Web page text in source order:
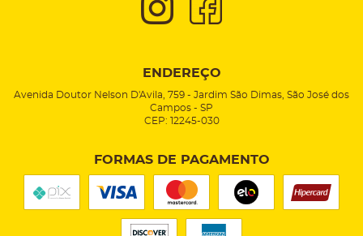
ENDEREÇO
Avenida Doutor Nelson D'Avila, 759 - Jardim São Dimas, São José dos
Campos - SP
CEP: 12245-030
FORMAS DE PAGAMENTO